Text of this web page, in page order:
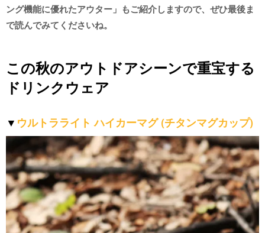
ング機能に優れたアウター」もご紹介しますので、ぜひ最後ま
で読んでみてくださいね。
この秋のアウトドアシーンで重宝する
ドリンクウェア
▼ ウルトラライト ハイカーマグ (チタンマグカップ)